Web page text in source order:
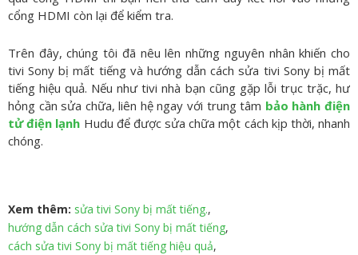
cổng HDMI còn lại để kiểm tra.
Trên đây, chúng tôi đã nêu lên những nguyên nhân khiến cho
tivi Sony bị mất tiếng và hướng dẫn cách sửa tivi Sony bị mất
tiếng hiệu quả. Nếu như tivi nhà bạn cũng gặp lỗi trục trặc, hư
hỏng cần sửa chữa, liên hệ ngay với trung tâm bảo hành điện
tử điện lạnh Hudu để được sửa chữa một cách kịp thời, nhanh
chóng.
Xem thêm: sửa tivi Sony bị mất tiếng.,
hướng dẫn cách sửa tivi Sony bị mất tiếng,
cách sửa tivi Sony bị mất tiếng hiệu quả,